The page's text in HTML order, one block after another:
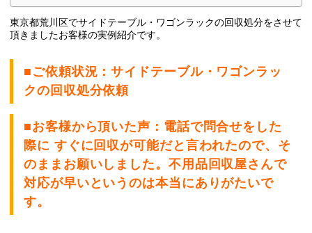
東京都荒川区でサイドテーブル・ワゴンラックの回収処分をさせて
頂きましたお客様の実例紹介です。
■ご依頼状況：サイドテーブル・ワゴンラッ
クの回収処分依頼
■お客様から頂いた声：電話で問合せをした
際に すぐに回収が可能だと言われたので、そ
のままお願いしました。不用品回収屋さんで
対応が早いというのは本当にありがたいで
す。